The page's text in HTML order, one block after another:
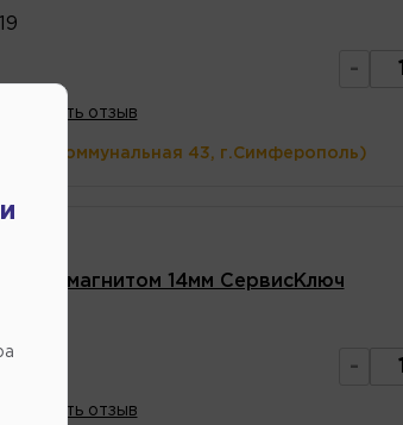
-
Написать отзыв
(ул.Коммунальная 43, г.Симферополь)
с магнитом 14мм СервисКлюч
-
Написать отзыв